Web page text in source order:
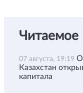
Читаемое
07 августа, 19:19
Казахстан
капитала